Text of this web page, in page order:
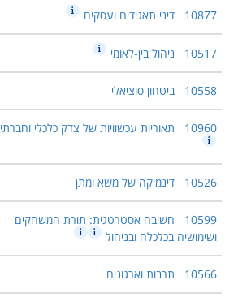
10877 דיני תאגידים ועסקים
10517 ניהול בין-לאומי
10558 ביטחון סוציאלי
10960 תאוריות עכשוויות של צדק כלכלי וחברתי
10526 דינמיקה של משא ומתן
10599 חשיבה אסטרטגית: תורת המשחקים
ושימושיה בכלכלה ובניהול
10566 תרבות וארגונים